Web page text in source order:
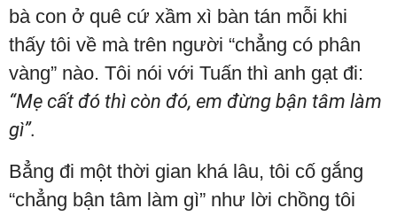
bà con ở quê cứ xầm xì bàn tán mỗi khi
thấy tôi về mà trên người “chẳng có phân
vàng” nào. Tôi nói với Tuấn thì anh gạt đi:
“Mẹ cất đó thì còn đó, em đừng bận tâm làm
gì”.
Bẳng đi một thời gian khá lâu, tôi cố gắng
“chẳng bận tâm làm gì” như lời chồng tôi